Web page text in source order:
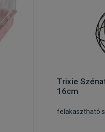
Trixie
16cm
felakasztható